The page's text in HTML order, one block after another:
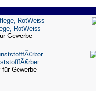
RotWeiss
Gewerbe
für Gewerbe